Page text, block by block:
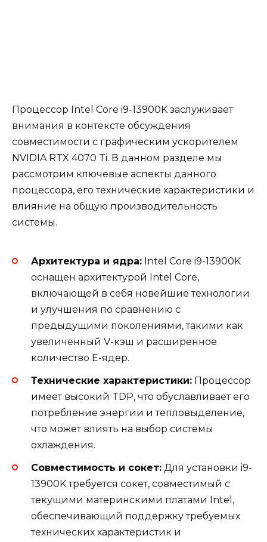
Процессор Intel Core i9-13900K заслуживает
внимания в контексте обсуждения
совместимости с графическим ускорителем
NVIDIA RTX 4070 Ti. В данном разделе мы
рассмотрим ключевые аспекты данного
процессора, его технические характеристики и
влияние на общую производительность
системы.
Архитектура и ядра: Intel Core i9-13900K
оснащен архитектурой Intel Core,
включающей в себя новейшие технологии
и улучшения по сравнению с
предыдущими поколениями, такими как
увеличенный V-кэш и расширенное
количество E-ядер.
Технические характеристики: Процессор
имеет высокий TDP, что обуславливает его
потребление энергии и тепловыделение,
что может влиять на выбор системы
охлаждения.
Совместимость и сокет: Для установки i9-
13900K требуется сокет, совместимый с
текущими материнскими платами Intel,
обеспечивающий поддержку требуемых
технических характеристик и